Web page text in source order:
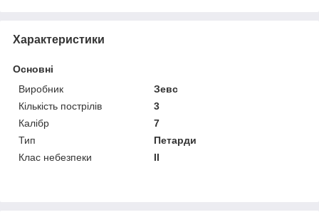
Характеристики
Основні
Виробник
Зевс
Кількість пострілів
3
Калібр
7
Тип
Петарди
Клас небезпеки
II